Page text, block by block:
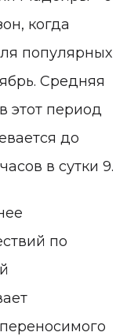
когда
популярных
Средняя
этот период
до
в сутки 9.
по